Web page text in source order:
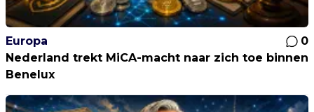
Europa
0
Nederland trekt MiCA-macht naar zich toe binnen
Benelux